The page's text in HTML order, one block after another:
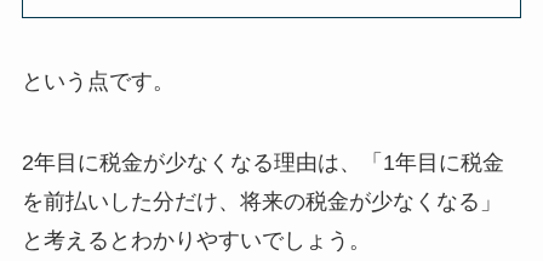
という点です。
2年目に税金が少なくなる理由は、
「1年目に税金
を前払いした分だけ、将来の税金が少なくなる」
と考えるとわかりやすいでしょう。